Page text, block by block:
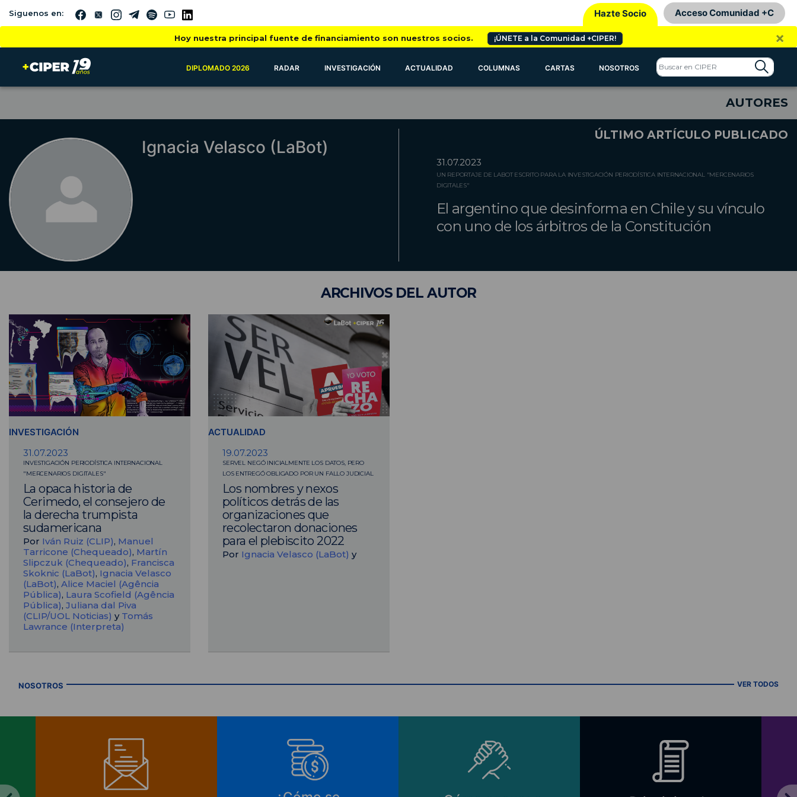
Siguenos en: Hazte Socio Acceso Comunidad +C
Hoy nuestra principal fuente de financiamiento son nuestros socios. ¡ÚNETE a la Comunidad +CIPER! ×
DIPLOMADO 2026 RADAR INVESTIGACIÓN ACTUALIDAD COLUMNAS CARTAS NOSOTROS
AUTORES
Ignacia Velasco (LaBot)
ÚLTIMO ARTÍCULO PUBLICADO
31.07.2023
UN REPORTAJE DE LABOT ESCRITO PARA LA INVESTIGACIÓN PERIODÍSTICA INTERNACIONAL "MERCENARIOS
DIGITALES"
El argentino que desinforma en Chile y su vínculo
con uno de los árbitros de la Constitución
ARCHIVOSDEL AUTOR
INVESTIGACIÓN
31.07.2023
INVESTIGACIÓN PERIODÍSTICA INTERNACIONAL
"MERCENARIOS DIGITALES"
La opaca historia de
Cerimedo, el consejero de
la derecha trumpista
sudamericana
Por Iván Ruiz (CLIP), Manuel
Tarricone (Chequeado), Martín
Slipczuk (Chequeado), Francisca
Skoknic (LaBot), Ignacia Velasco
(LaBot), Alice Maciel (Agência
Pública), Laura Scofield (Agência
Pública), Juliana dal Piva
(CLIP/UOL Noticias) y Tomás
Lawrance (Interpreta)
ACTUALIDAD
19.07.2023
SERVEL NEGÓ INICIALMENTE LOS DATOS, PERO
LOS ENTREGÓ OBLIGADO POR UN FALLO JUDICIAL
Los nombres y nexos
políticos detrás de las
organizaciones que
recolectaron donaciones
para el plebiscito 2022
Por Ignacia Velasco (LaBot) y
NOSOTROS VER TODOS